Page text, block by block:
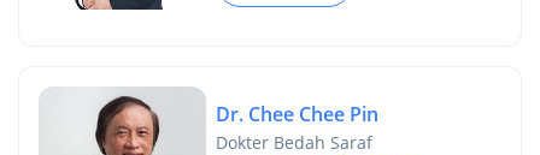
Dr. Chee Chee Pin
Dokter Bedah Saraf